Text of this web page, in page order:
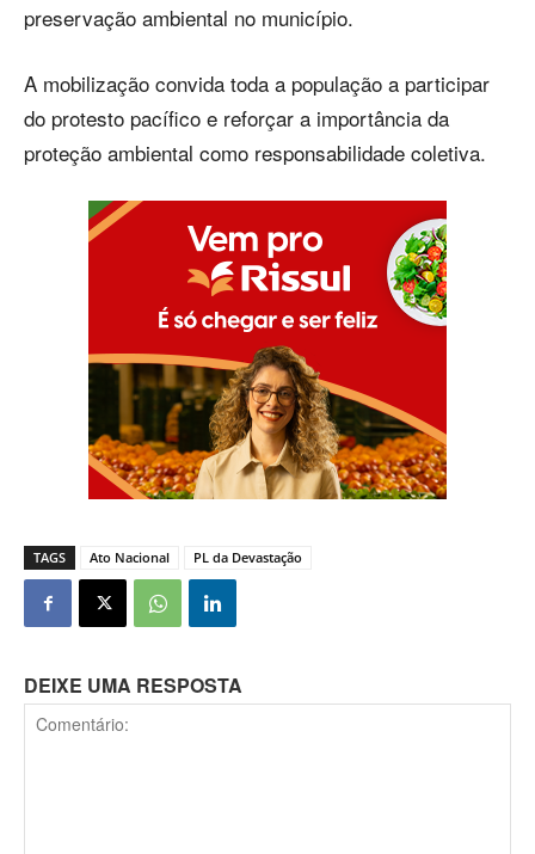
preservação ambiental no município.
A mobilização convida toda a população a participar
do protesto pacífico e reforçar a importância da
proteção ambiental como responsabilidade coletiva.
TAGS Ato Nacional PL da Devastação
DEIXE UMA RESPOSTA